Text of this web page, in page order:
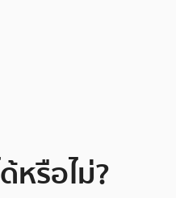
หรือไม่?